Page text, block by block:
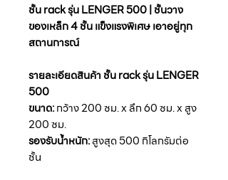
ชั้น rack รุ่น LENGER 500 | ชั้นวาง
ของเหล็ก 4 ชั้น แข็งแรงพิเศษ เอาอยู่ทุก
สถานการณ์
รายละเอียดสินค้า ชั้น rack รุ่น LENGER
500
ขนาด:กว้าง 200 ซม. x ลึก 60 ซม. x สูง
200 ซม.
รองรับน้ำหนัก:สูงสุด 500 กิโลกรัมต่อ
ชั้น